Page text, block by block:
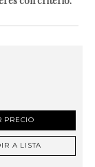
PRECIO
A LISTA